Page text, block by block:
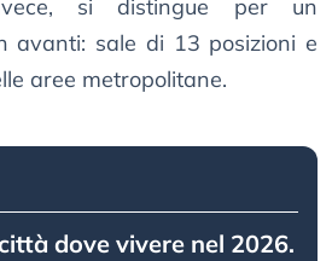
si distingue per un
avanti: sale di 13 posizioni e
aree metropolitane.
dove vivere nel 2026.